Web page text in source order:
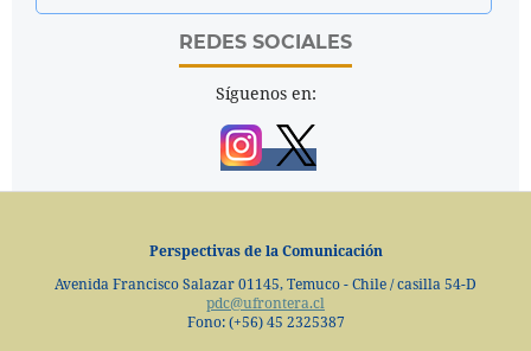
REDES SOCIALES
Síguenos en:
Perspectivas de la Comunicación
Avenida Francisco Salazar 01145, Temuco - Chile / casilla 54-D
pdc@ufrontera.cl
Fono: (+56) 45 2325387